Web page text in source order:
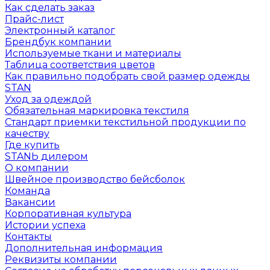
Как сделать заказ
Прайс-лист
Электронный каталог
Брендбук компании
Используемые ткани и материалы
Таблица соответствия цветов
Как правильно подобрать свой размер одежды
STAN
Уход за одеждой
Обязательная маркировка текстиля
Стандарт приемки текстильной продукции по
качеству
Где купить
STANЬ дилером
О компании
Швейное производство бейсболок
Команда
Вакансии
Корпоративная культура
Истории успеха
Контакты
Дополнительная информация
Реквизиты компании